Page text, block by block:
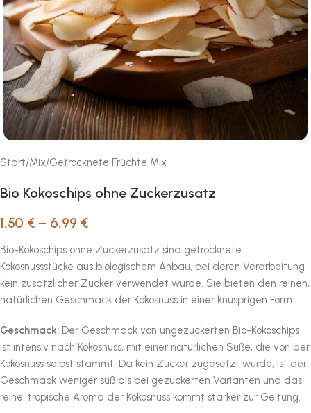
Start/Mix/Getrocknete Früchte Mix
Bio Kokoschips ohne Zuckerzusatz
1,50 € – 6,99 €
Bio-Kokoschips ohne Zuckerzusatz sind getrocknete
Kokosnussstücke aus biologischem Anbau, bei deren Verarbeitung
kein zusätzlicher Zucker verwendet wurde. Sie bieten den reinen,
natürlichen Geschmack der Kokosnuss in einer knusprigen Form.
Geschmack: Der Geschmack von ungezuckerten Bio-Kokoschips
ist intensiv nach Kokosnuss, mit einer natürlichen Süße, die von der
Kokosnuss selbst stammt. Da kein Zucker zugesetzt wurde, ist der
Geschmack weniger süß als bei gezuckerten Varianten und das
reine, tropische Aroma der Kokosnuss kommt stärker zur Geltung.